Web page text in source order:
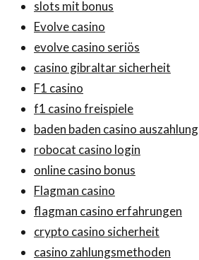
slots mit bonus
Evolve casino
evolve casino seriös
casino gibraltar sicherheit
F1 casino
f1 casino freispiele
baden baden casino auszahlung
robocat casino login
online casino bonus
Flagman casino
flagman casino erfahrungen
crypto casino sicherheit
casino zahlungsmethoden